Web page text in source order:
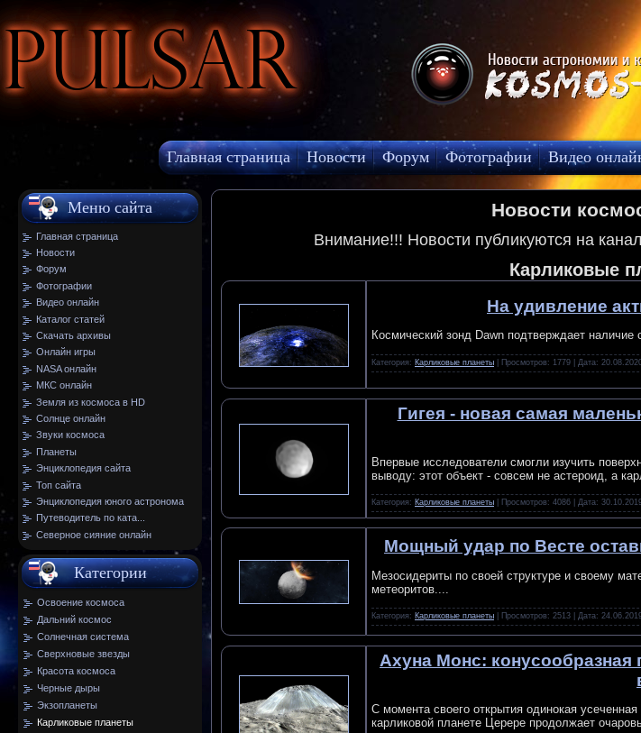
Pulsar
Главная страница Новости Форум Фотографии Видео
МКС онлайн
Меню сайта
Главная страница
Новости
Форум
Фотографии
Видео онлайн
Каталог статей
Скачать архивы
Онлайн игры
NASA онлайн
МКС онлайн
Земля из космоса в HD
Солнце онлайн
Звуки космоса
Планеты
Энциклопедия сайта
Топ сайта
Энциклопедия юного астронома
Путеводитель по ката...
Северное сияние онлайн
Категории
Освоение космоса
Дальний космос
Солнечная система
Сверхновые звезды
Красота космоса
Черные дыры
Экзопланеты
Карликовые планеты
Новости
Внимание!!! Новости публикуются на
Карликовые
На удивление
Космический зонд Dawn подтверждает
Категория: Карликовые планеты | Просмотров: 1779 | Дата:
Гигея - новая самая
Впервые исследователи смогли изучить
выводу: этот объект - совсем не астероид, а
Категория: Карликовые планеты | Просмотров: 4086 | Дата:
Мощный удар по Весте
Мезосидериты по своей структуре и своему
метеоритов....
Категория: Карликовые планеты | Просмотров: 2513 | Дата:
Ахуна Монс: конусообразная
С момента своего открытия одинокая
карликовой планете Церере продолжает